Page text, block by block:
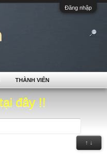
Đăng nhập
đây !!
↑ ↓
THÀNH VIÊN